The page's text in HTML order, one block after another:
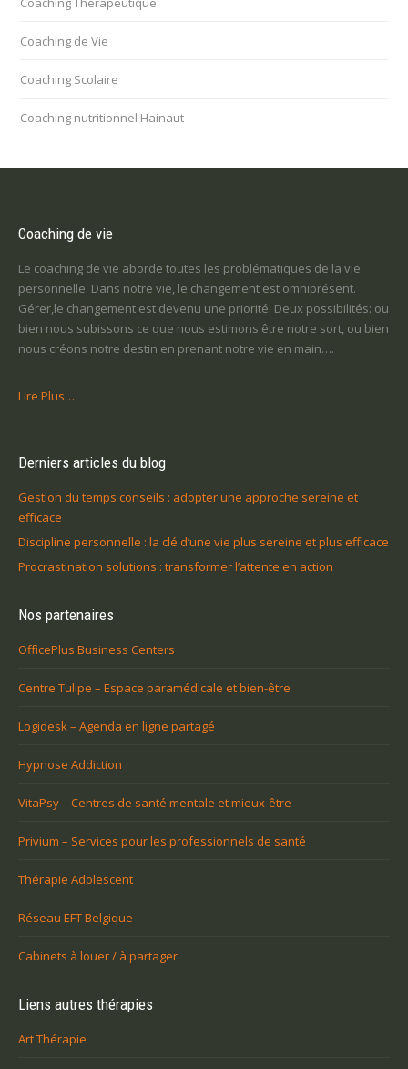
Coaching de Vie
Coaching Scolaire
Coaching nutritionnel Hainaut
Coaching de vie
Le coaching de vie aborde toutes les problématiques de la vie
personnelle. Dans notre vie, le changement est omniprésent.
Gérer,le changement est devenu une priorité. Deux possibilités: ou
bien nous subissons ce que nous estimons être notre sort, ou bien
nous créons notre destin en prenant notre vie en main….
Lire Plus…
Derniers articles du blog
Gestion du temps conseils : adopter une approche sereine et
efficace
Discipline personnelle : la clé d’une vie plus sereine et plus efficace
Procrastination solutions : transformer l’attente en action
Nos partenaires
OfficePlus Business Centers
Centre Tulipe – Espace paramédicale et bien-être
Logidesk – Agenda en ligne partagé
Hypnose Addiction
VitaPsy – Centres de santé mentale et mieux-être
Privium – Services pour les professionnels de santé
Thérapie Adolescent
Réseau EFT Belgique
Cabinets à louer / à partager
Liens autres thérapies
Art Thérapie